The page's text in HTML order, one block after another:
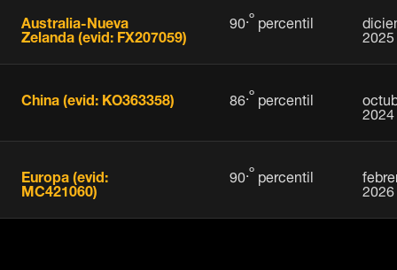
Australia-Nueva
Zelanda (evid: FX207059)
90.ºpercentil
2025
China (evid: KO363358) 86.ºpercentil
2024
Europa (evid:
MC421060)
90.ºpercentil
2026